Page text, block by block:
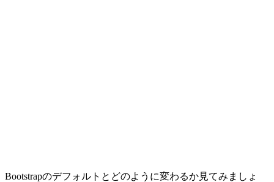
Bootstrapのデフォルトとどのように変わるか見てみましょ